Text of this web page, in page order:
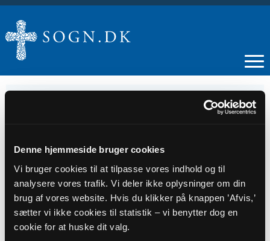
Denne hjemmeside bruger cookies
Vi bruger cookies til at tilpasse vores indhold og til
analysere vores trafik. Vi deler ikke oplysninger om din
brug af vores website. Hvis du klikker på knappen ’Afvis,’
sætter vi ikke cookies til statistik – vi benytter dog en
cookie for at huske dit valg.
10
SEP
Fælles menighedsrådsmøde - Tilst-Kasted
Sognegård